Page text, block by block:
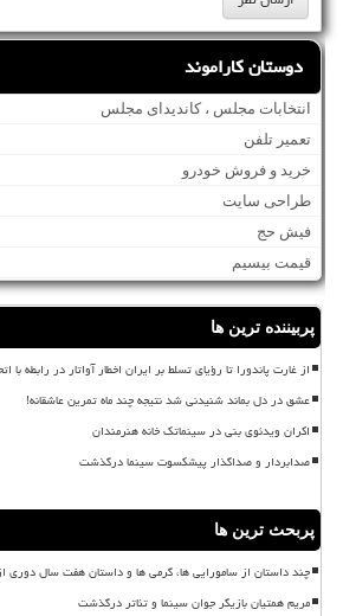
دوستان کاراموند
انتخابات مجلس ، کاندیدای مجلس
تعمیر تلفن
خرید و فروش خودرو
طراحی سایت
فیش حج
قیمت بیسیم
پربیننده ترین ها
از غارت پاندورا تا رؤیای تسلط بر ایران اخطار آواتار در رابطه
عشق در دل بماند شنیدنی شد نتیجه چند ماه تمرین عاشقانه!
اکران ویدئوی بنی در سینماتک خانه هنرمندان
صدابردار و صداگذار پیشکسوت سینما درگذشت
پربحث ترین ها
چند داستان از سامورایی ها، گرمی ها و داستان هفت سال دوری
مریم همتیان بازیگر جوان سینما و تئاتر درگذشت